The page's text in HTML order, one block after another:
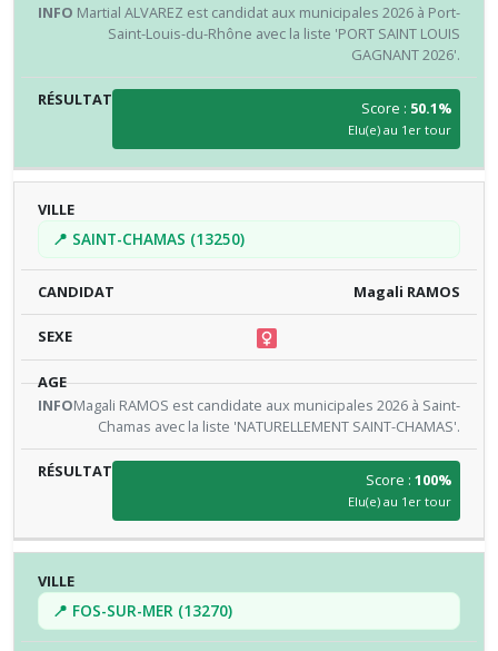
Martial ALVAREZ est candidat aux municipales 2026 à Port-
Saint-Louis-du-Rhône avec la liste 'PORT SAINT LOUIS
GAGNANT 2026'.
Score : 50.1%
Elu(e) au 1er tour
📍 SAINT-CHAMAS (13250)
Magali RAMOS
Magali RAMOS est candidate aux municipales 2026 à Saint-
Chamas avec la liste 'NATURELLEMENT SAINT-CHAMAS'.
Score :100%
Elu(e) au 1er tour
📍 FOS-SUR-MER (13270)